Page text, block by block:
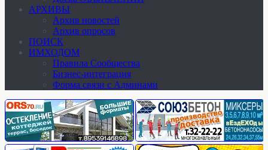
АРХИВЫ
Архив новостей
Архив опросов
ПОИСК
ИМХОДОМ
Правила Сообщества
Бизнес-интеграция
Форма связи с Админами